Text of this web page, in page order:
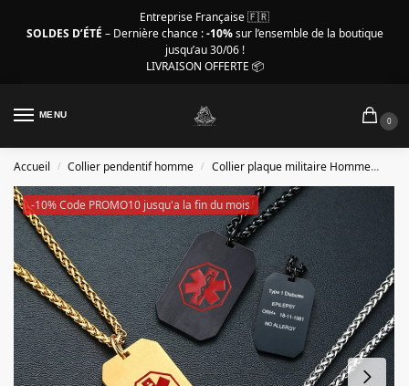
Entreprise Française 🇫🇷
SOLDES D’ÉTÉ – Dernière chance :-10%sur l’ensemble de la boutique
jusqu’au 30/06 !
LIVRAISON OFFERTE 📦
MENU
0
Accueil / Collier pendentif homme / Collier plaque militaire Homme
-10% Code PROMO10 jusqu'a la fin du mois